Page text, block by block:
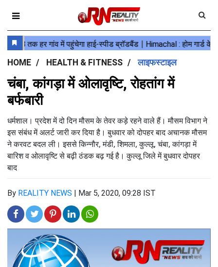
HOME HEALTH & FITNESS लाइफस्टाइल
चंबा, कांगड़ा में ओलावृष्टि, रोहतांग में
बर्फबारी
धर्मशाल। प्रदेश में दो दिन मौसम के तेवर कड़े रहने वाले हैं। मौसम विभाग ने
इस संबंध में अलर्ट जारी कर दिया है। बुधवार को दोपहर बाद अचानक मौसम
ने करवट बदल ली। इससे किन्नौर, मंडी, शिमला, कुल्लू, चंबा, कांगड़ा में
बारिश व ओलावृष्टि से बढ़ी ठंडक बढ़ गई है। कुल्लू जिले में बुधवार दोपहर
बाद
By REALITY NEWS | Mar 5, 2020, 09:28 IST